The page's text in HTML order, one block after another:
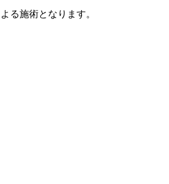
る施術となります。